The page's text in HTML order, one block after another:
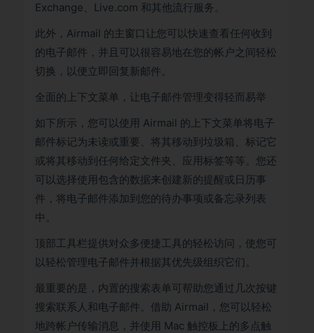
Exchange、Live.com 和其他流行服务。
此外，Airmail 的主窗口让您可以快速查看任何收到
的电子邮件，并且可以很容易地在您的帐户之间轻松
切换，以便立即回复新邮件。
全面的上下文菜单，让电子邮件管理变得轻而易举
如下所示，您可以使用 Airmail 的上下文菜单将电子
邮件标记为未读或重要、将其移动到垃圾箱、标记它
或将其移动到任何给定文件夹、应用标签等等。您还
可以选择使用包含的数据来创建新的提醒或日历事
件，将电子邮件添加到您的待办事项或备忘录列表
中。
顶部工具栏提供对众多便捷工具的轻松访问，使您可
以轻松管理电子邮件并根据其优先级组织它们。
最重要的是，内置的搜索表单可帮助您通过几次按键
搜索联系人和电子邮件。借助 Airmail，您可以轻松
地跨帐户传输消息，并使用 Mac 触控板上的多点触